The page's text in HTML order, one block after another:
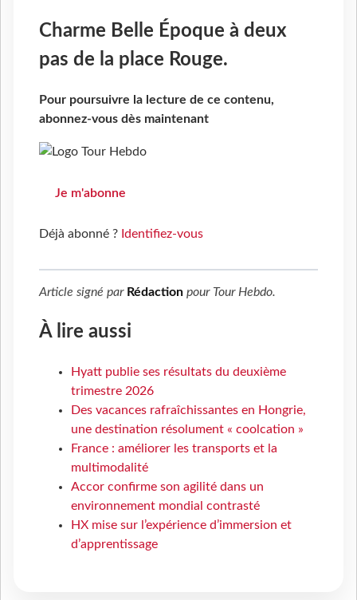
Charme Belle Époque à deux
pas de la place Rouge.
Pour poursuivre la lecture de ce contenu,
abonnez-vous dès maintenant
Je m'abonne
Déjà abonné ? Identifiez-vous
Article signé par Rédaction pour Tour Hebdo.
À lire aussi
Hyatt publie ses résultats du deuxième
trimestre 2026
Des vacances rafraîchissantes en Hongrie,
une destination résolument « coolcation »
France : améliorer les transports et la
multimodalité
Accor confirme son agilité dans un
environnement mondial contrasté
HX mise sur l’expérience d’immersion et
d’apprentissage